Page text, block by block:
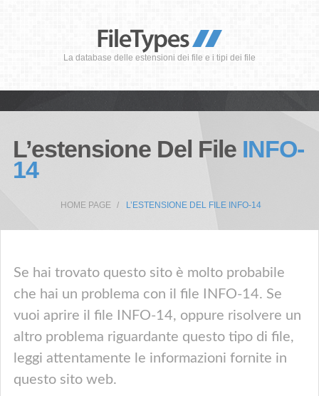
La database delle estensioni dei file e i tipi dei file
L’estensione Del File INFO-
14
HOME PAGE L’ESTENSIONE DEL FILE INFO-14
Se hai trovato questo sito è molto probabile
che hai un problema con il file INFO-14. Se
vuoi aprire il file INFO-14, oppure risolvere un
altro problema riguardante questo tipo di file,
leggi attentamente le informazioni fornite in
questo sito web.